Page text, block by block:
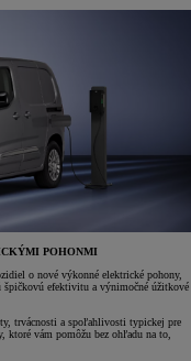
POHONMI
o nové výkonné elektrické pohony,
efektivitu a výnimočné úžitkové
trvácnosti a spoľahlivosti typickej pre
ktoré vám pomôžu bez ohľadu na to,